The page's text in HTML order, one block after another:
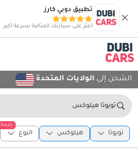
تطبيق دوبي كارز
اعثر على سيارتك المثالية بسرعة أكبر
الشحن إلى الولايات المتحدة
تويوتا هيلوكس
تويوتا هيلوكس
جديدة
النوع